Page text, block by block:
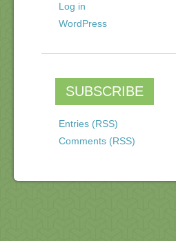
Log in
WordPress
SUBSCRIBE
Entries (RSS)
Comments (RSS)